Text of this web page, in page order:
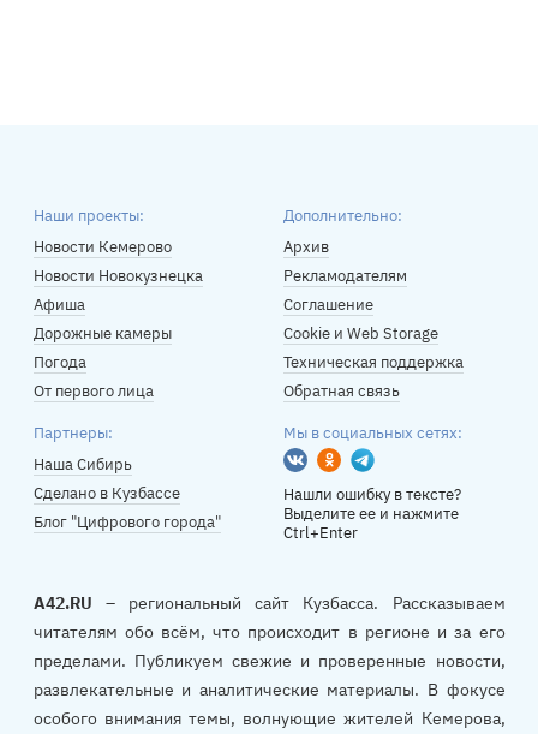
Наши проекты:
Новости Кемерово
Новости Новокузнецка
Афиша
Дорожные камеры
Погода
От первого лица
Дополнительно:
Архив
Рекламодателям
Соглашение
Cookie и Web Storage
Техническая поддержка
Обратная связь
Партнеры:
Наша Сибирь
Сделано в Кузбассе
Блог "Цифрового города"
Мы в социальных сетях:
Вконтакте
Одноклассники
Telegram
Нашли ошибку в тексте?
Выделите ее и нажмите
Ctrl+Enter
A42.RU – региональный сайт Кузбасса. Рассказываем
читателям обо всём, что происходит в регионе и за его
пределами. Публикуем свежие и проверенные новости,
развлекательные и аналитические материалы. В фокусе
особого внимания темы, волнующие жителей Кемерова,